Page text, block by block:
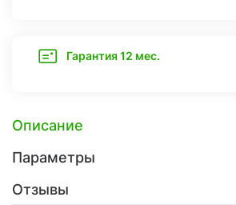
Гарантия 12 мес.
Описание
Параметры
Отзывы